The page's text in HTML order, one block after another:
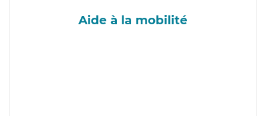
Aide à la mobilité